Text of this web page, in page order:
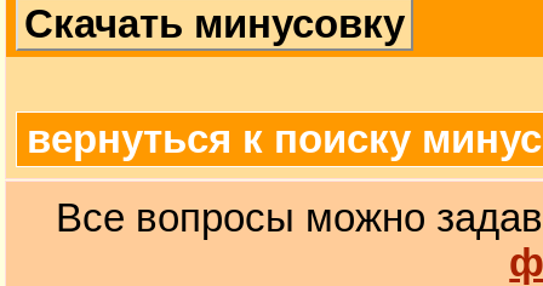
Скачать минусовку
вернуться к поиску
Все вопросы можно